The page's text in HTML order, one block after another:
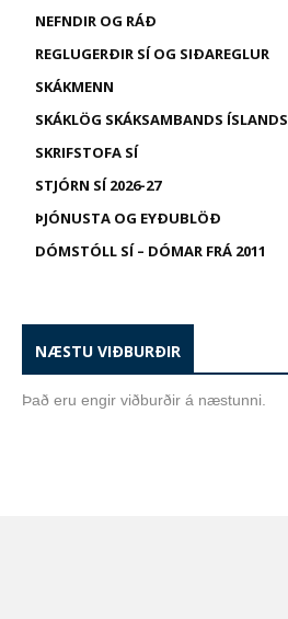
NEFNDIR OG RÁÐ
REGLUGERÐIR SÍ OG SIÐAREGLUR
SKÁKMENN
SKÁKLÖG SKÁKSAMBANDS ÍSLANDS
SKRIFSTOFA SÍ
STJÓRN SÍ 2026-27
ÞJÓNUSTA OG EYÐUBLÖÐ
DÓMSTÓLL SÍ – DÓMAR FRÁ 2011
NÆSTU VIÐBURÐIR
Það eru engir viðburðir á næstunni.